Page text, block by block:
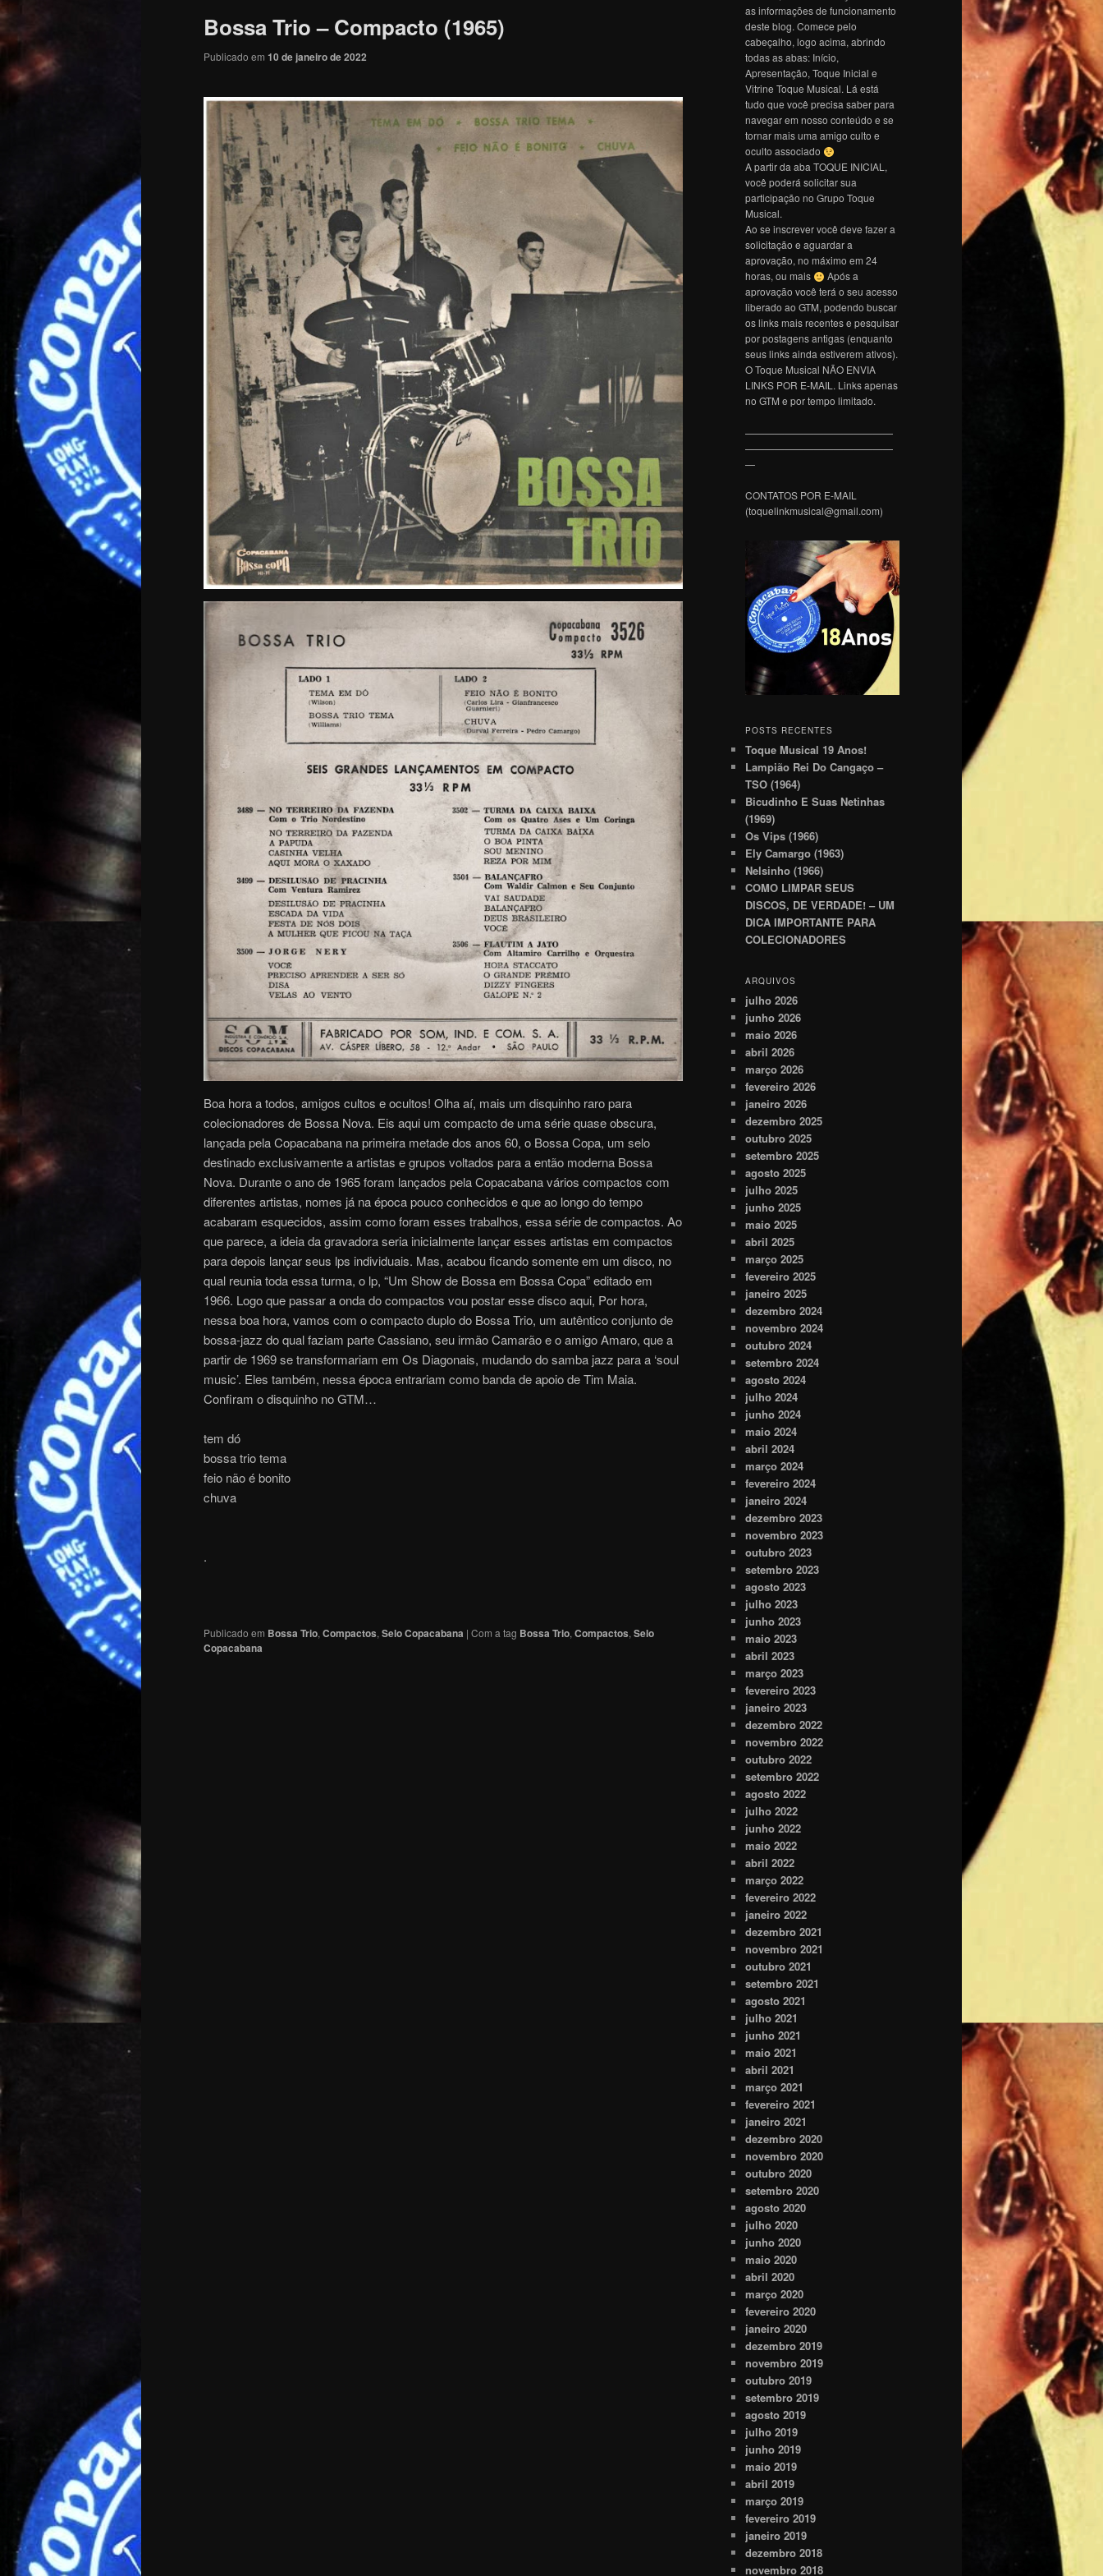
Bossa Trio – Compacto (1965)
Publicado em 10 de janeiro de 2022
Boa hora a todos, amigos cultos e ocultos! Olha aí, mais um disquinho raro para
colecionadores de Bossa Nova. Eis aqui um compacto de uma série quase obscura,
lançada pela Copacabana na primeira metade dos anos 60, o Bossa Copa, um selo
destinado exclusivamente a artistas e grupos voltados para a então moderna Bossa
Nova. Durante o ano de 1965 foram lançados pela Copacabana vários compactos com
diferentes artistas, nomes já na época pouco conhecidos e que ao longo do tempo
acabaram esquecidos, assim como foram esses trabalhos, essa série de compactos. Ao
que parece, a ideia da gravadora seria inicialmente lançar esses artistas em compactos
para depois lançar seus lps individuais. Mas, acabou ficando somente em um disco, no
qual reunia toda essa turma, o lp, “Um Show de Bossa em Bossa Copa” editado em
1966. Logo que passar a onda do compactos vou postar esse disco aqui, Por hora,
nessa boa hora, vamos com o compacto duplo do Bossa Trio, um autêntico conjunto de
bossa-jazz do qual faziam parte Cassiano, seu irmão Camarão e o amigo Amaro, que a
partir de 1969 se transformariam em Os Diagonais, mudando do samba jazz para a ‘soul
music’. Eles também, nessa época entrariam como banda de apoio de Tim Maia.
Confiram o disquinho no GTM…
tem dó
bossa trio tema
feio não é bonito
chuva
.
Publicado em Bossa Trio, Compactos, Selo Copacabana | Com a tag Bossa Trio, Compactos, Selo
Copacabana
as informações de funcionamento
deste blog. Comece pelo
cabeçalho, logo acima, abrindo
todas as abas: Início,
Apresentação, Toque Inicial e
Vitrine Toque Musical. Lá está
tudo que você precisa saber para
navegar em nosso conteúdo e se
tornar mais uma amigo culto e
oculto associado
A partir da aba TOQUE INICIAL,
você poderá solicitar sua
participação no Grupo Toque
Musical.
Ao se inscrever você deve fazer a
solicitação e aguardar a
aprovação, no máximo em 24
horas, ou mais
Após a
aprovação você terá o seu acesso
liberado ao GTM, podendo buscar
os links mais recentes e pesquisar
por postagens antigas (enquanto
seus links ainda estiverem ativos).
O Toque Musical NÃO ENVIA
LINKS POR E-MAIL. Links apenas
no GTM e por tempo limitado.
———————————————
———————————————
—
CONTATOS POR E-MAIL
(toquelinkmusical@gmail.com)
POSTS RECENTES
Toque Musical 19 Anos!
Lampião Rei Do Cangaço –
TSO (1964)
Bicudinho E Suas Netinhas
(1969)
Os Vips (1966)
Ely Camargo (1963)
Nelsinho (1966)
COMO LIMPAR SEUS
DISCOS, DE VERDADE! – UM
DICA IMPORTANTE PARA
COLECIONADORES
ARQUIVOS
julho 2026
junho 2026
maio 2026
abril 2026
março 2026
fevereiro 2026
janeiro 2026
dezembro 2025
outubro 2025
setembro 2025
agosto 2025
julho 2025
junho 2025
maio 2025
abril 2025
março 2025
fevereiro 2025
janeiro 2025
dezembro 2024
novembro 2024
outubro 2024
setembro 2024
agosto 2024
julho 2024
junho 2024
maio 2024
abril 2024
março 2024
fevereiro 2024
janeiro 2024
dezembro 2023
novembro 2023
outubro 2023
setembro 2023
agosto 2023
julho 2023
junho 2023
maio 2023
abril 2023
março 2023
fevereiro 2023
janeiro 2023
dezembro 2022
novembro 2022
outubro 2022
setembro 2022
agosto 2022
julho 2022
junho 2022
maio 2022
abril 2022
março 2022
fevereiro 2022
janeiro 2022
dezembro 2021
novembro 2021
outubro 2021
setembro 2021
agosto 2021
julho 2021
junho 2021
maio 2021
abril 2021
março 2021
fevereiro 2021
janeiro 2021
dezembro 2020
novembro 2020
outubro 2020
setembro 2020
agosto 2020
julho 2020
junho 2020
maio 2020
abril 2020
março 2020
fevereiro 2020
janeiro 2020
dezembro 2019
novembro 2019
outubro 2019
setembro 2019
agosto 2019
julho 2019
junho 2019
maio 2019
abril 2019
março 2019
fevereiro 2019
janeiro 2019
dezembro 2018
novembro 2018